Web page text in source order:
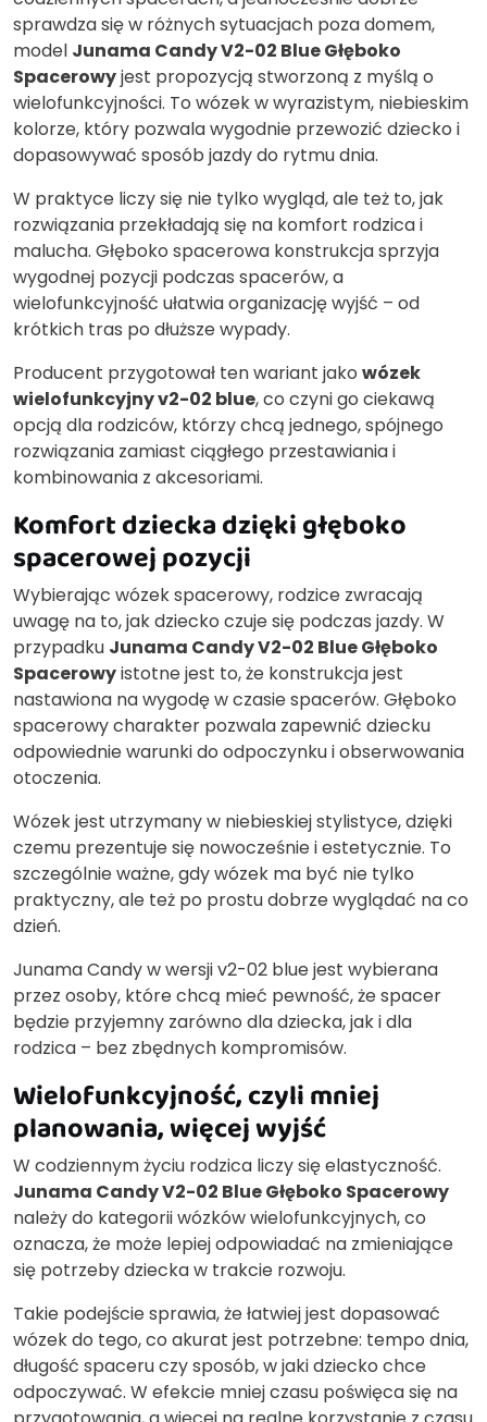
sprawdza się w różnych sytuacjach poza domem,
model Junama Candy V2-02 Blue Głęboko
Spacerowyjest propozycją stworzoną z myślą o
wielofunkcyjności. To wózek w wyrazistym, niebieskim
kolorze, który pozwala wygodnie przewozić dziecko i
dopasowywać sposób jazdy do rytmu dnia.
W praktyce liczy się nie tylko wygląd, ale też to, jak
rozwiązania przekładają się na komfort rodzica i
malucha. Głęboko spacerowa konstrukcja sprzyja
wygodnej pozycji podczas spacerów, a
wielofunkcyjność ułatwia organizację wyjść – od
krótkich tras po dłuższe wypady.
Producent przygotował ten wariant jako wózek
wielofunkcyjny v2-02 blue, co czyni go ciekawą
opcją dla rodziców, którzy chcą jednego, spójnego
rozwiązania zamiast ciągłego przestawiania i
kombinowania z akcesoriami.
Komfort dziecka dzięki głęboko
spacerowej pozycji
Wybierając wózek spacerowy, rodzice zwracają
uwagę na to, jak dziecko czuje się podczas jazdy. W
przypadku Junama Candy V2-02 Blue Głęboko
Spacerowyistotne jest to, że konstrukcja jest
nastawiona na wygodę w czasie spacerów. Głęboko
spacerowy charakter pozwala zapewnić dziecku
odpowiednie warunki do odpoczynku i obserwowania
otoczenia.
Wózek jest utrzymany w niebieskiej stylistyce, dzięki
czemu prezentuje się nowocześnie i estetycznie. To
szczególnie ważne, gdy wózek ma być nie tylko
praktyczny, ale też po prostu dobrze wyglądać na co
dzień.
Junama Candy w wersji v2-02 blue jest wybierana
przez osoby, które chcą mieć pewność, że spacer
będzie przyjemny zarówno dla dziecka, jak i dla
rodzica – bez zbędnych kompromisów.
Wielofunkcyjność, czyli mniej
planowania, więcej wyjść
W codziennym życiu rodzica liczy się elastyczność.
Junama Candy V2-02 Blue Głęboko Spacerowy
należy do kategorii wózków wielofunkcyjnych, co
oznacza, że może lepiej odpowiadać na zmieniające
się potrzeby dziecka w trakcie rozwoju.
Takie podejście sprawia, że łatwiej jest dopasować
wózek do tego, co akurat jest potrzebne: tempo dnia,
długość spaceru czy sposób, w jaki dziecko chce
odpoczywać. W efekcie mniej czasu poświęca się na